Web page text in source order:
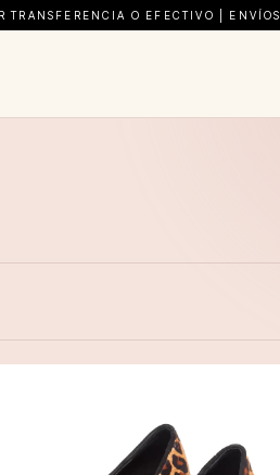
O EFECTIVO |